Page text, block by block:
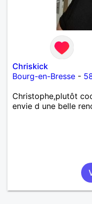
Chriskick
Bourg-en-Bresse -
Christophe,plutôt
envie d une belle